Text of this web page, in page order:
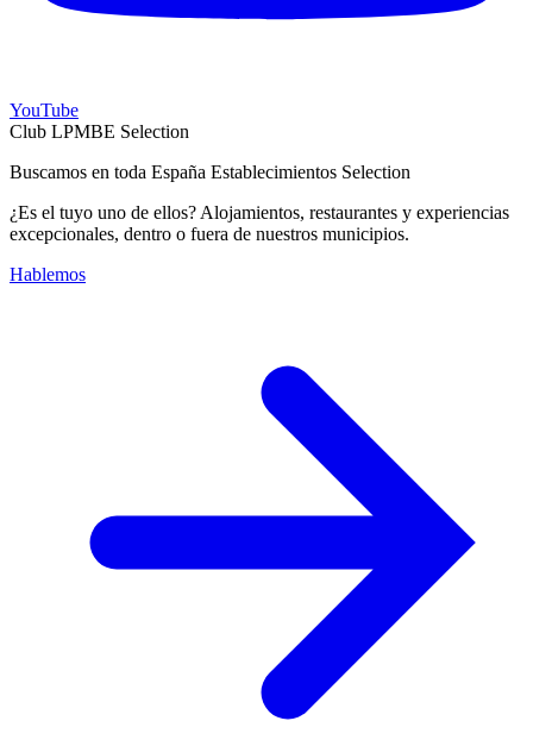
YouTube
Club LPMBE Selection
Buscamos en toda España Establecimientos Selection
¿Es el tuyo uno de ellos? Alojamientos, restaurantes y experiencias
excepcionales, dentro o fuera de nuestros municipios.
Hablemos